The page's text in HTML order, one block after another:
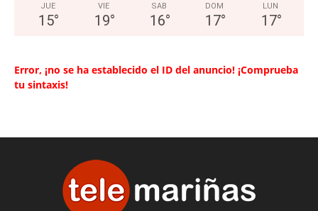
JUE
15°
VIE
19°
SAB
16°
DOM
17°
LUN
17°
Error, ¡no se ha establecido el ID del anuncio! ¡Comprueba
tu sintaxis!